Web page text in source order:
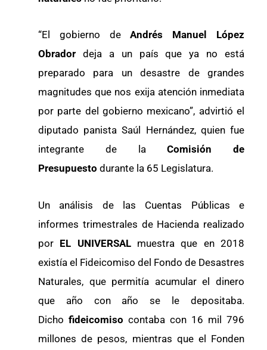
“El gobierno deAndrés Manuel López
Obrador deja a un país que ya no está
preparado para un desastre de grandes
magnitudes que nos exija atención inmediata
por parte del gobierno mexicano”, advirtió el
diputado panista Saúl Hernández, quien fue
integrante de laComisión de
Presupuesto durante la 65 Legislatura.
Un análisis de las Cuentas Públicas e
informes trimestrales de Hacienda realizado
por EL UNIVERSAL muestra que en 2018
existía el Fideicomiso del Fondo de Desastres
Naturales, que permitía acumular el dinero
que año con año se le depositaba.
Dicho fideicomiso contaba con 16 mil 796
millones de pesos, mientras que el Fonden